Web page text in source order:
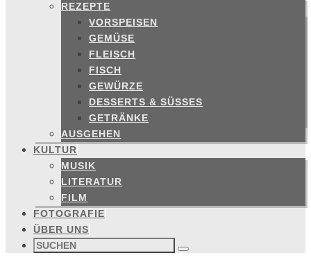
REZEPTE
VORSPEISEN
GEMÜSE
FLEISCH
FISCH
GEWÜRZE
DESSERTS & SÜSSES
GETRÄNKE
AUSGEHEN
KULTUR
MUSIK
LITERATUR
FILM
FOTOGRAFIE
ÜBER UNS
Suchen
nach: Suchen